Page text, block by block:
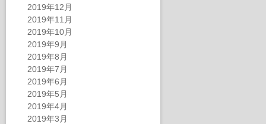
2019年12月
2019年11月
2019年10月
2019年9月
2019年8月
2019年7月
2019年6月
2019年5月
2019年4月
2019年3月